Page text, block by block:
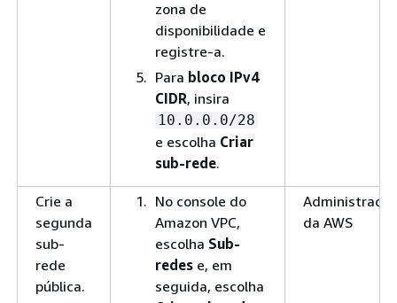
zona de
disponibilidade e
registre-a.
Para bloco IPv4
CIDR, insira
10.0.0.0/28
e escolha Criar
sub-rede.
Crie a
segunda
sub-
rede
pública.
No console do
Amazon VPC,
escolha Sub-
redes e, em
seguida, escolha
Administrador
da AWS